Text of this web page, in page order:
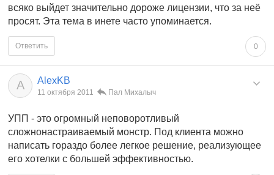
всяко выйдет значительно дороже лицензии, что за неё
просят. Эта тема в инете часто упоминается.
0
Ответить
A AlexKB
11 октября 2011 Пал Михалыч
УПП - это огромный неповоротливый
сложнонастраиваемый монстр. Под клиента можно
написать гораздо более легкое решение, реализующее
его хотелки с большей эффективностью.